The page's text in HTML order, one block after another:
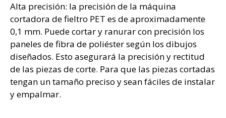
Alta precisión: la precisión de la máquina
cortadora de fieltro PET es de aproximadamente
0,1 mm. Puede cortar y ranurar con precisión los
paneles de fibra de poliéster según los dibujos
diseñados. Esto asegurará la precisión y rectitud
de las piezas de corte. Para que las piezas cortadas
tengan un tamaño preciso y sean fáciles de instalar
y empalmar.